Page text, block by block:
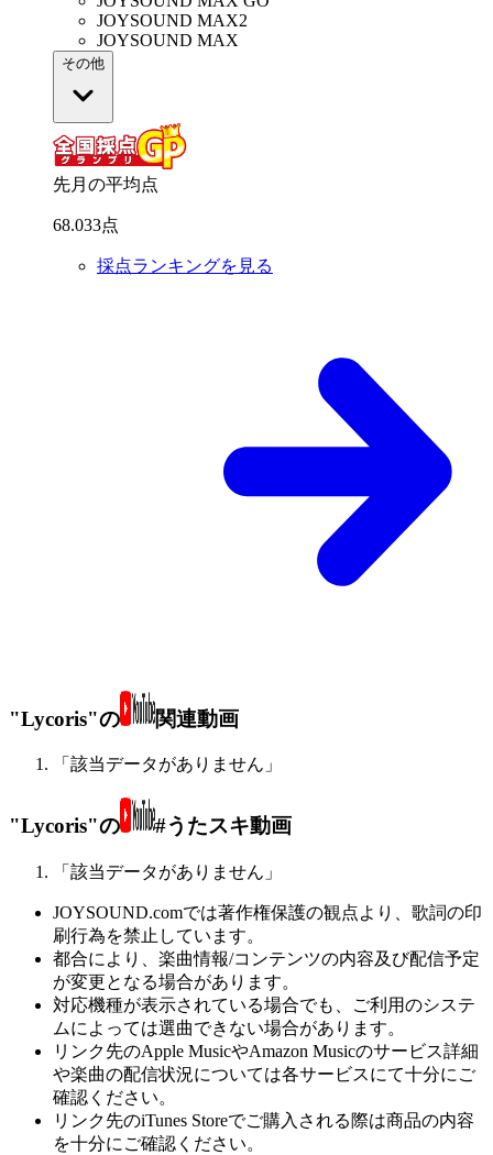
JOYSOUND MAX2
JOYSOUND MAX
その他
先月の平均点
68.033点
採点ランキングを見る
"Lycoris"の 関連動画
「該当データがありません」
"Lycoris"の #うたスキ動画
「該当データがありません」
JOYSOUND.comでは著作権保護の観点より、歌詞の印
刷行為を禁止しています。
都合により、楽曲情報/コンテンツの内容及び配信予定
が変更となる場合があります。
対応機種が表示されている場合でも、ご利用のシステ
ムによっては選曲できない場合があります。
リンク先のApple MusicやAmazon Musicのサービス詳細
や楽曲の配信状況については各サービスにて十分にご
確認ください。
リンク先のiTunes Storeでご購入される際は商品の内容
を十分にご確認ください。